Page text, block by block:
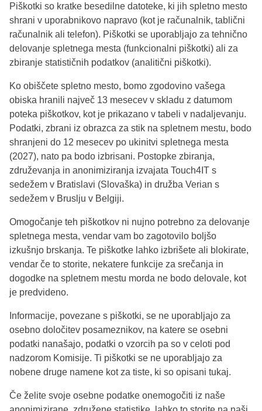
Piškotki so kratke besedilne datoteke, ki jih spletno mesto
shrani v uporabnikovo napravo (kot je računalnik, tablični
računalnik ali telefon). Piškotki se uporabljajo za tehnično
delovanje spletnega mesta (funkcionalni piškotki) ali za
zbiranje statističnih podatkov (analitični piškotki).
Ko obiščete spletno mesto, bomo zgodovino vašega
obiska hranili največ 13 mesecev v skladu z datumom
poteka piškotkov, kot je prikazano v tabeli v nadaljevanju.
Podatki, zbrani iz obrazca za stik na spletnem mestu, bodo
shranjeni do 12 mesecev po ukinitvi spletnega mesta
(2027), nato pa bodo izbrisani. Postopke zbiranja,
združevanja in anonimiziranja izvajata Touch4IT s
sedežem v Bratislavi (Slovaška) in družba Verian s
sedežem v Bruslju v Belgiji.
Omogočanje teh piškotkov ni nujno potrebno za delovanje
spletnega mesta, vendar vam bo zagotovilo boljšo
izkušnjo brskanja. Te piškotke lahko izbrišete ali blokirate,
vendar če to storite, nekatere funkcije za srečanja in
dogodke na spletnem mestu morda ne bodo delovale, kot
je predvideno.
Informacije, povezane s piškotki, se ne uporabljajo za
osebno določitev posameznikov, na katere se osebni
podatki nanašajo, podatki o vzorcih pa so v celoti pod
nadzorom Komisije. Ti piškotki se ne uporabljajo za
nobene druge namene kot za tiste, ki so opisani tukaj.
Če želite svoje osebne podatke onemogočiti iz naše